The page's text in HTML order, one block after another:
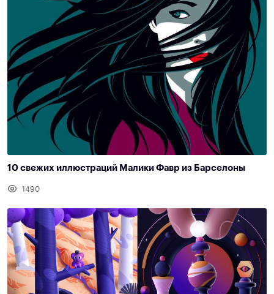
10 свежих иллюстраций Малики Фавр из Барселоны
1490